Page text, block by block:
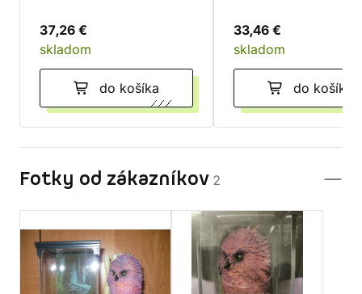
37,26 €
skladom
do košíka
33,46 €
skladom
do košíka
Fotky od zákazníkov 2